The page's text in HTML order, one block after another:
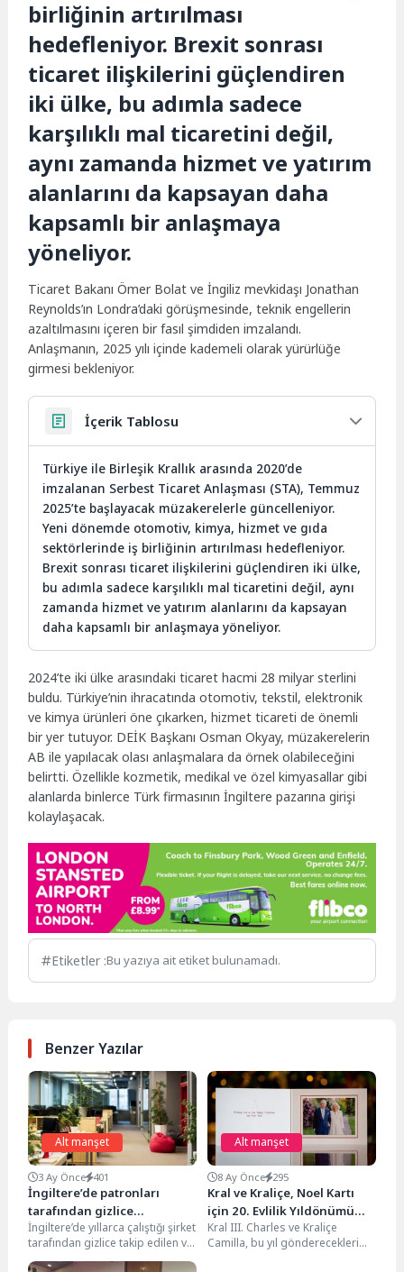
birliğinin artırılması
hedefleniyor. Brexit sonrası
ticaret ilişkilerini güçlendiren
iki ülke, bu adımla sadece
karşılıklı mal ticaretini değil,
aynı zamanda hizmet ve yatırım
alanlarını da kapsayan daha
kapsamlı bir anlaşmaya
yöneliyor.
Ticaret Bakanı Ömer Bolat ve İngiliz mevkidaşı Jonathan
Reynolds’ın Londra’daki görüşmesinde, teknik engellerin
azaltılmasını içeren bir fasıl şimdiden imzalandı.
Anlaşmanın, 2025 yılı içinde kademeli olarak yürürlüğe
girmesi bekleniyor.
İçerik Tablosu
Türkiye ile Birleşik Krallık arasında 2020’de
imzalanan Serbest Ticaret Anlaşması (STA), Temmuz
2025’te başlayacak müzakerelerle güncelleniyor.
Yeni dönemde otomotiv, kimya, hizmet ve gıda
sektörlerinde iş birliğinin artırılması hedefleniyor.
Brexit sonrası ticaret ilişkilerini güçlendiren iki ülke,
bu adımla sadece karşılıklı mal ticaretini değil, aynı
zamanda hizmet ve yatırım alanlarını da kapsayan
daha kapsamlı bir anlaşmaya yöneliyor.
2024’te iki ülke arasındaki ticaret hacmi 28 milyar sterlini
buldu. Türkiye’nin ihracatında otomotiv, tekstil, elektronik
ve kimya ürünleri öne çıkarken, hizmet ticareti de önemli
bir yer tutuyor. DEİK Başkanı Osman Okyay, müzakerelerin
AB ile yapılacak olası anlaşmalara da örnek olabileceğini
belirtti. Özellikle kozmetik, medikal ve özel kimyasallar gibi
alanlarda binlerce Türk firmasının İngiltere pazarına girişi
kolaylaşacak.
Etiketler :Bu yazıya ait etiket bulunamadı.
Benzer Yazılar
Alt manşet
3 Ay Önce 401
İngiltere’de patronları
tarafından gizlice
gözetlenen engelli adam
300 bin sterlin tazminat
kazandı
İngiltere’de yıllarca çalıştığı şirket
tarafından gizlice takip edilen ve
ardından işten çıkarılan engelli
Alt manşet
8 Ay Önce 295
Kral ve Kraliçe, Noel Kartı
için 20. Evlilik Yıldönümü
Portresini Seçti
Kral III. Charles ve Kraliçe
Camilla, bu yıl gönderecekleri